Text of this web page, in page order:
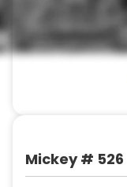
Mickey # 526